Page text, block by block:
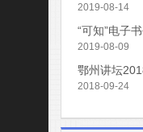
2019-08-14
“可知”电子
2019-08-09
鄂州讲坛
2018-09-24